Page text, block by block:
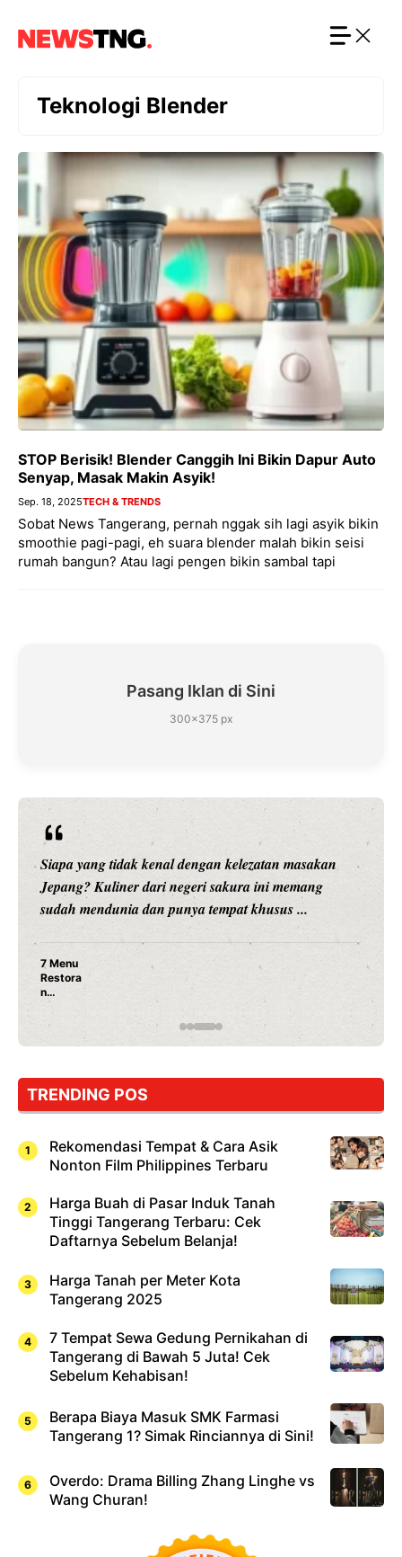
Teknologi Blender
STOP Berisik! Blender Canggih Ini Bikin Dapur Auto
Senyap, Masak Makin Asyik!
Sep. 18, 2025TECH & TRENDS
Sobat News Tangerang, pernah nggak sih lagi asyik bikin
smoothie pagi-pagi, eh suara blender malah bikin seisi
rumah bangun? Atau lagi pengen bikin sambal tapi
Pasang Iklan di Sini
300×375 px
Siapa yang tidak kenal dengan kelezatan masakan
Jepang? Kuliner dari negeri sakura ini memang
sudah mendunia dan punya tempat khusus ...
7 Menu
Restora
n
Jepang
yang
Dicoba,
Cuma
Sushi!
TRENDING POS
Rekomendasi Tempat & Cara Asik
Nonton Film Philippines Terbaru
Harga Buah di Pasar Induk Tanah
Tinggi Tangerang Terbaru: Cek
Daftarnya Sebelum Belanja!
Harga Tanah per Meter Kota
Tangerang 2025
7 Tempat Sewa Gedung Pernikahan di
Tangerang di Bawah 5 Juta! Cek
Sebelum Kehabisan!
Berapa Biaya Masuk SMK Farmasi
Tangerang 1? Simak Rinciannya di Sini!
Overdo: Drama Billing Zhang Linghe vs
Wang Churan!